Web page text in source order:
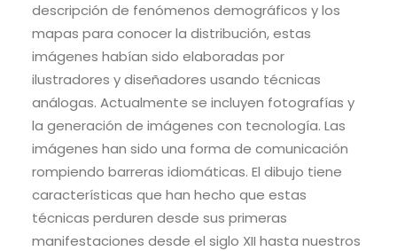
descripción de fenómenos demográficos y los
mapas para conocer la distribución, estas
imágenes habían sido elaboradas por
ilustradores y diseñadores usando técnicas
análogas. Actualmente se incluyen fotografías y
la generación de imágenes con tecnología. Las
imágenes han sido una forma de comunicación
rompiendo barreras idiomáticas. El dibujo tiene
características que han hecho que estas
técnicas perduren desde sus primeras
manifestaciones desde el siglo XII hasta nuestros